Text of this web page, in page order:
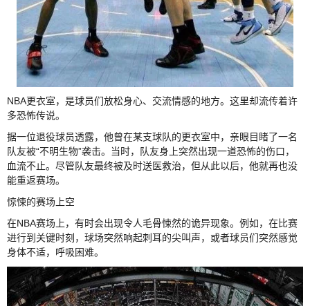
NBA更衣室，是球员们放松身心、交流情感的地方。这里却流传着许
多恐怖传说。
据一位退役球员透露，他曾在某支球队的更衣室中，亲眼目睹了一名
队友被“不明生物”袭击。当时，队友身上突然出现一道恐怖的伤口，
血流不止。尽管队友最终被及时送医救治，但从此以后，他就再也没
能重返赛场。
惊悚的赛场上空
在NBA赛场上，有时会出现令人毛骨悚然的诡异现象。例如，在比赛
进行到关键时刻，球场突然响起刺耳的尖叫声，或者球员们突然感觉
身体不适，呼吸困难。